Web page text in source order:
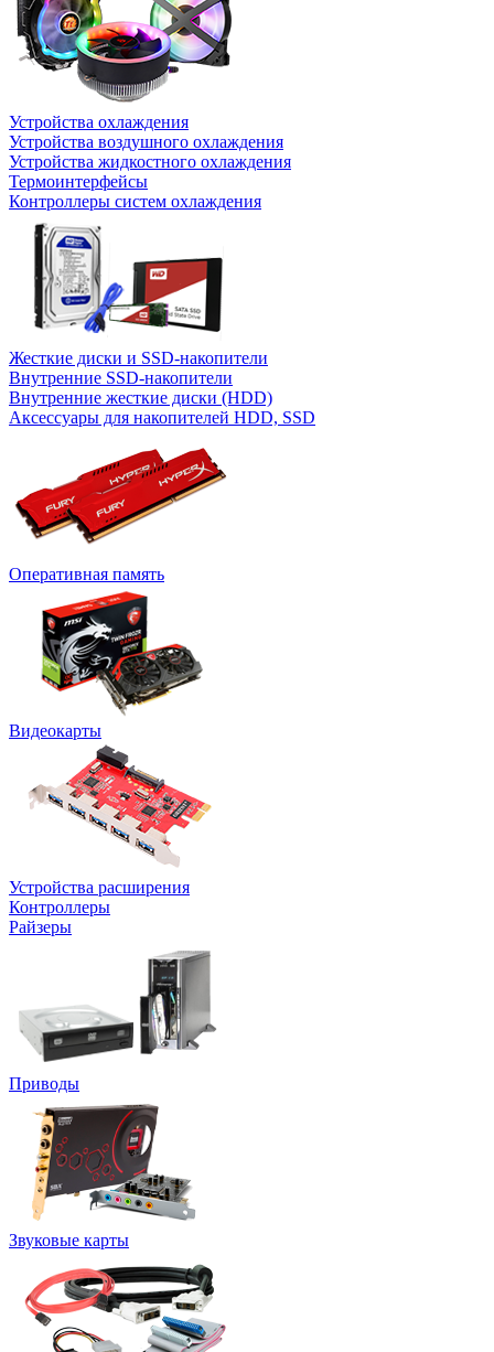
Устройства охлаждения
Устройства воздушного охлаждения
Устройства жидкостного охлаждения
Термоинтерфейсы
Контроллеры систем охлаждения
Жесткие диски и SSD-накопители
Внутренние SSD-накопители
Внутренние жесткие диски (HDD)
Аксессуары для накопителей HDD, SSD
Оперативная память
Видеокарты
Устройства расширения
Контроллеры
Райзеры
Приводы
Звуковые карты